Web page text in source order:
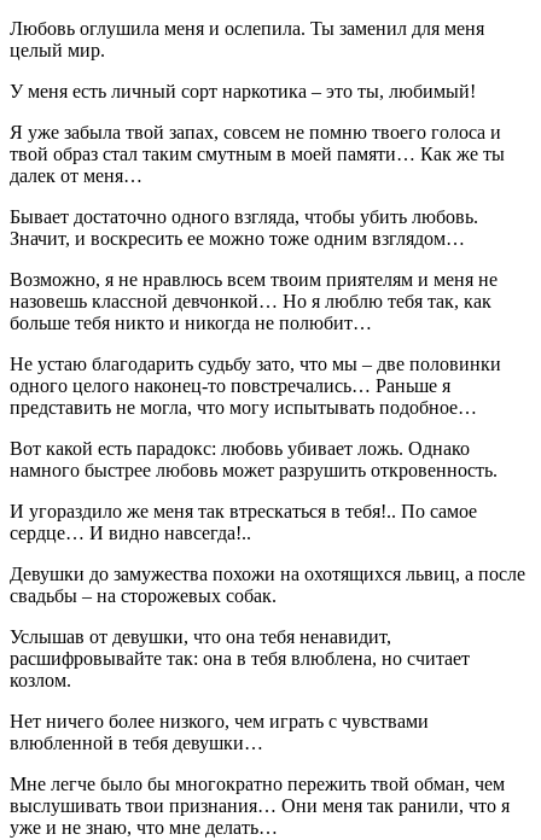
Любовь оглушила меня и ослепила. Ты заменил для меня
целый мир.
У меня есть личный сорт наркотика – это ты, любимый!
Я уже забыла твой запах, совсем не помню твоего голоса и
твой образ стал таким смутным в моей памяти… Как же ты
далек от меня…
Бывает достаточно одного взгляда, чтобы убить любовь.
Значит, и воскресить ее можно тоже одним взглядом…
Возможно, я не нравлюсь всем твоим приятелям и меня не
назовешь классной девчонкой… Но я люблю тебя так, как
больше тебя никто и никогда не полюбит…
Не устаю благодарить судьбу зато, что мы – две половинки
одного целого наконец-то повстречались… Раньше я
представить не могла, что могу испытывать подобное…
Вот какой есть парадокс: любовь убивает ложь. Однако
намного быстрее любовь может разрушить откровенность.
И угораздило же меня так втрескаться в тебя!.. По самое
сердце… И видно навсегда!..
Девушки до замужества похожи на охотящихся львиц, а после
свадьбы – на сторожевых собак.
Услышав от девушки, что она тебя ненавидит,
расшифровывайте так: она в тебя влюблена, но считает
козлом.
Нет ничего более низкого, чем играть с чувствами
влюбленной в тебя девушки…
Мне легче было бы многократно пережить твой обман, чем
выслушивать твои признания… Они меня так ранили, что я
уже и не знаю, что мне делать…